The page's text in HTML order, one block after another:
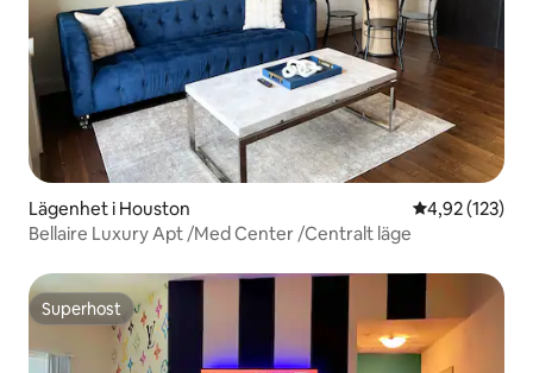
Lägenhet i Houston 4,92 av 5 i
4,92 (123)
Bellaire Luxury Apt /Med Center /Centralt läge
Superhost
Superhost